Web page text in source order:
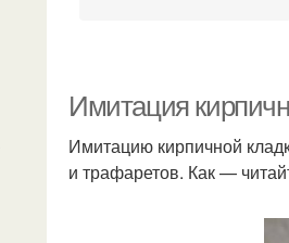
Имитация
Имитацию кирпичной
и трафаретов. Как —